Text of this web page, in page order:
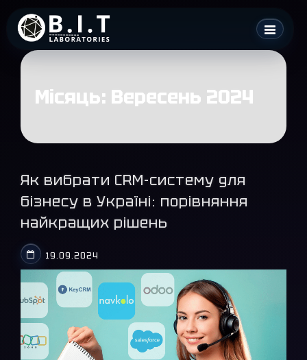
content
Місяць: Вересень 2024
Як вибрати CRM-систему для
бізнесу в Україні: порівняння
найкращих рішень
19.09.2024